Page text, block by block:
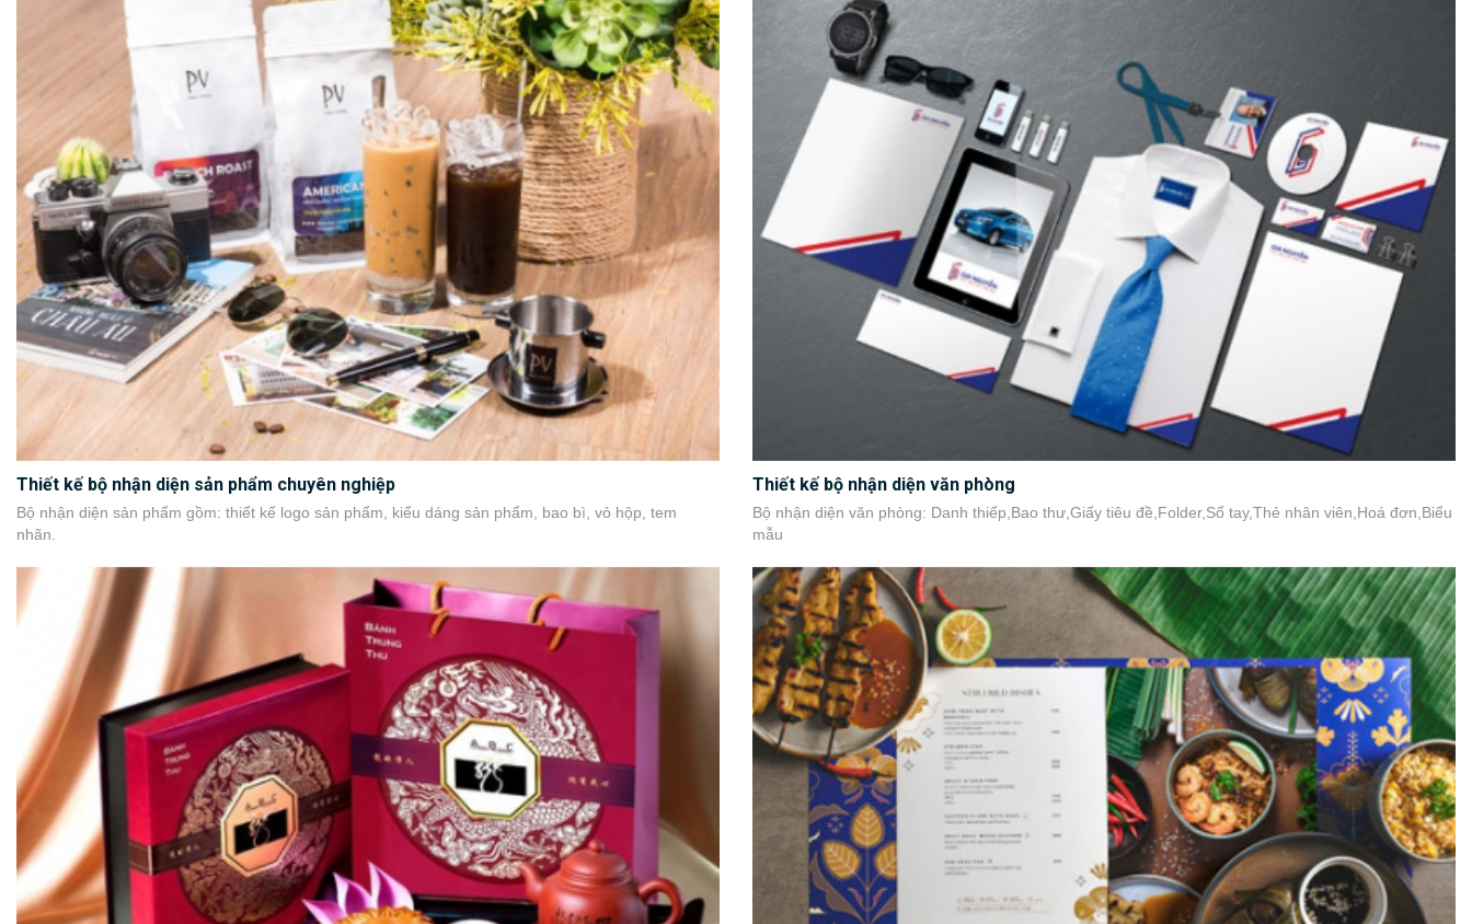
Thiết kế bộ nhận diện sản phẩm chuyên nghiệp
Bộ nhận diện sản phẩm gồm: thiết kế logo sản phẩm, kiểu dáng sản phẩm, bao bì, vỏ hộp, tem
nhãn.
Thiết kế bộ nhận diện văn phòng
Bộ nhận diện văn phòng: Danh thiếp,Bao thư,Giấy tiêu đề,Folder,Sổ tay,Thẻ nhân viên,Hoá đơn,Biểu
mẫu